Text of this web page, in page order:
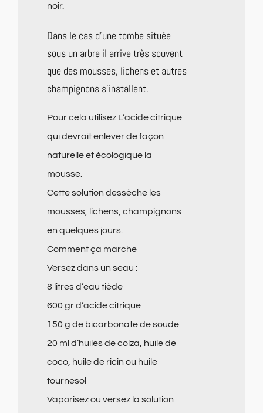
noir.
Dans le cas d’une tombe située
sous un arbre il arrive très souvent
que des mousses, lichens et autres
champignons s’installent.
Pour cela utilisez L’acide citrique
qui devrait enlever de façon
naturelle et écologique la
mousse.
Cette solution dessèche les
mousses, lichens, champignons
en quelques jours.
Comment ça marche
Versez dans un seau :
8 litres d’eau tiède
600 gr d’acide citrique
150 g de bicarbonate de soude
20 ml d’huiles de colza, huile de
coco, huile de ricin ou huile
tournesol
Vaporisez ou versez la solution